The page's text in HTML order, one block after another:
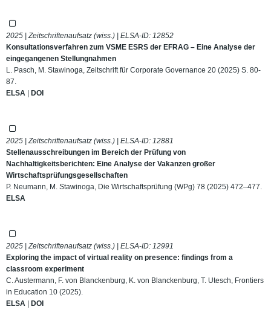
2025 | Zeitschriftenaufsatz (wiss.) | ELSA-ID: 12852
Konsultationsverfahren zum VSME ESRS der EFRAG – Eine Analyse der
eingegangenen Stellungnahmen
L. Pasch, M. Stawinoga, Zeitschrift für Corporate Governance 20 (2025) S. 80-
87.
ELSA | DOI
2025 | Zeitschriftenaufsatz (wiss.) | ELSA-ID: 12881
Stellenausschreibungen im Bereich der Prüfung von
Nachhaltigkeitsberichten: Eine Analyse der Vakanzen großer
Wirtschaftsprüfungsgesellschaften
P. Neumann, M. Stawinoga, Die Wirtschaftsprüfung (WPg) 78 (2025) 472–477.
ELSA
2025 | Zeitschriftenaufsatz (wiss.) | ELSA-ID: 12991
Exploring the impact of virtual reality on presence: findings from a
classroom experiment
C. Austermann, F. von Blanckenburg, K. von Blanckenburg, T. Utesch, Frontiers
in Education 10 (2025).
ELSA | DOI